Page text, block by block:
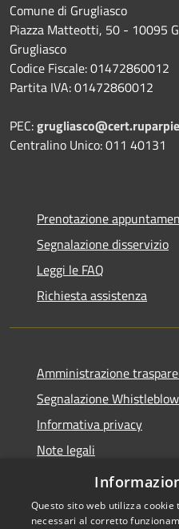
Comune di Grugliasco
Piazza Matteotti, 50 - 10095
Grugliasco
Codice Fiscale: 01472860012
Partita IVA: 01472860012
PEC:
Centralino Unico: 011 40131
Prenotazione
Segnalazione disservizio
Leggi le FAQ
Richiesta assistenza
Amministrazione
Segnalazione
Informativa privacy
Note legali
Dichiarazione di
Questo sito web utilizza
necessari al corretto